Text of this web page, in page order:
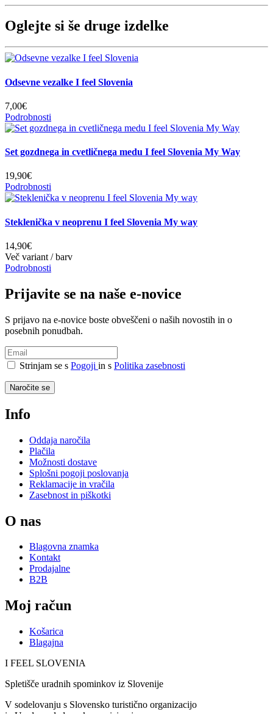
Oglejte si še druge izdelke
Odsevne vezalke I feel Slovenia
7,00€
Podrobnosti
Set gozdnega in cvetličnega medu I feel Slovenia My Way
19,90€
Podrobnosti
Steklenička v neoprenu I feel Slovenia My way
14,90€
Več variant / barv
Podrobnosti
Prijavite se na naše e-novice
S prijavo na e-novice boste obveščeni o naših novostih in o
posebnih ponudbah.
Strinjam se s Pogoji in s Politika zasebnosti
Naročite se
Info
Oddaja naročila
Plačila
Možnosti dostave
Splošni pogoji poslovanja
Reklamacije in vračila
Zasebnost in piškotki
O nas
Blagovna znamka
Kontakt
Prodajalne
B2B
Moj račun
Košarica
Blagajna
I FEEL SLOVENIA
Spletišče uradnih spominkov iz Slovenije
V sodelovanju s Slovensko turistično organizacijo